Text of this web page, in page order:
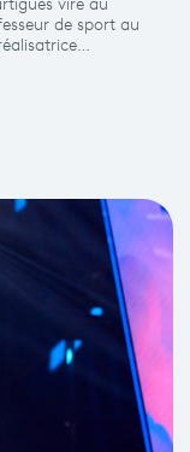
vire au
de sport au